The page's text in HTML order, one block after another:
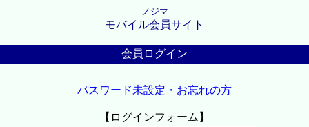
ノジマ
モバイル会員サイト
会員ログイン
パスワード未設定・お忘れの方
【ログインフォーム】